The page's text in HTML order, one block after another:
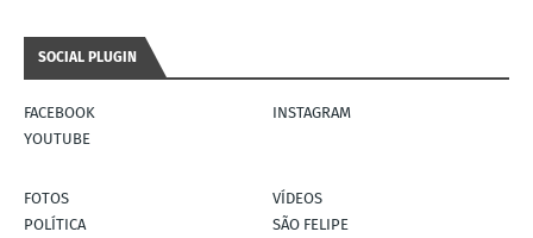
SOCIAL PLUGIN
FACEBOOK
INSTAGRAM
YOUTUBE
FOTOS
VÍDEOS
POLÍTICA
SÃO FELIPE